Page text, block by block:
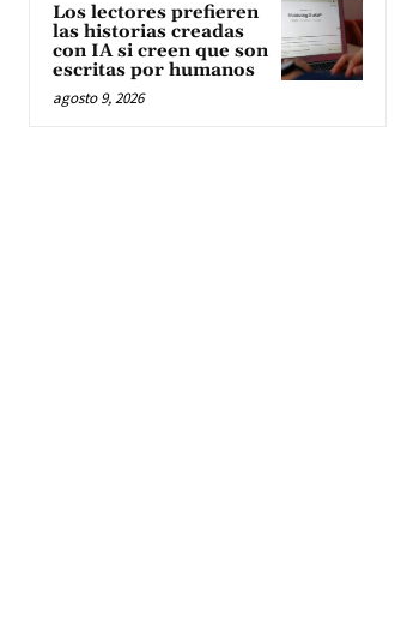
Los lectores prefieren
las historias creadas
con IA si creen que son
escritas por humanos
agosto 9, 2026